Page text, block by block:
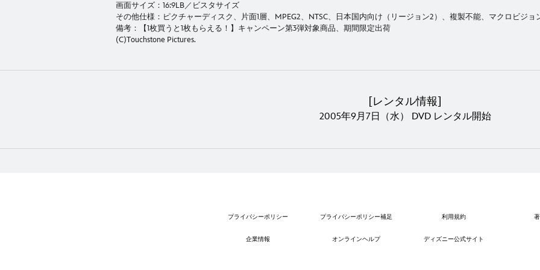
画面サイズ：16:9LB／ビスタサイズ
その他仕様：ピクチャーディスク、片面1層、MPEG2、NTSC、日本国内向け（リージョン2）、複製不能、マクロビジョ
備考：【1枚買うと1枚もらえる！】キャンペーン第3弾対象商品、期間限定出荷
(C)Touchstone Pictures.
[レンタル情報]
2005年9月7日（水） DVD レンタル開始
プライバシーポリシー プライバシーポリシー補足 利用規約
企業情報 オンラインヘルプ ディズニー公式サイト